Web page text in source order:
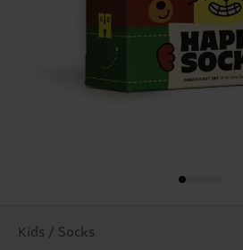
Kids / Socks